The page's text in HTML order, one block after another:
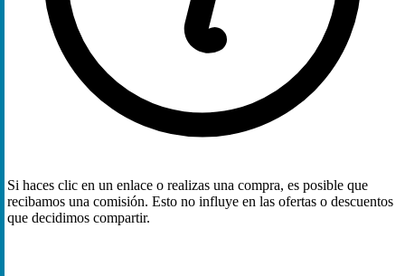
Si haces clic en un enlace o realizas una compra, es posible que
recibamos una comisión. Esto no influye en las ofertas o descuentos
que decidimos compartir.